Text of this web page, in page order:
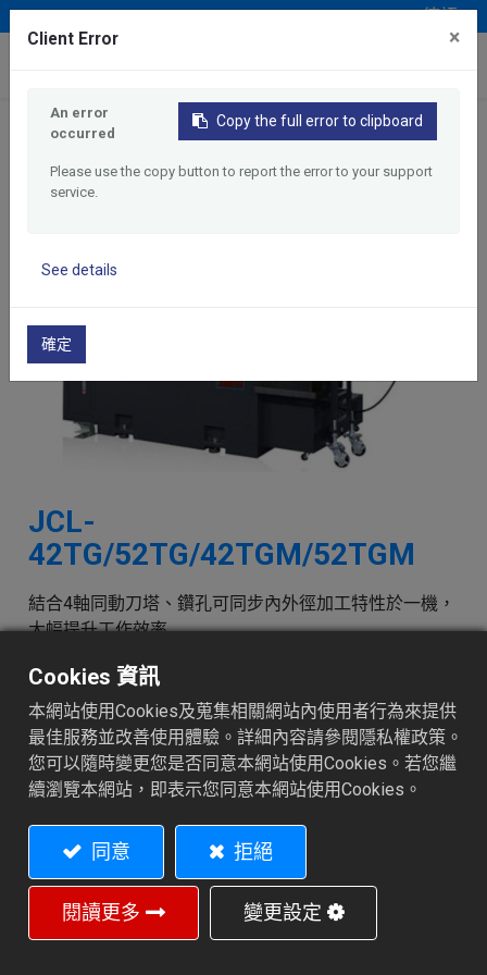
德語
首頁 產品介紹
走刀式車床
JCL-42TG/52TG/42TGM/52TGM
JCL-
42TG/52TG/42TGM/52TGM
結合4軸同動刀塔、鑽孔可同步內外徑加工特性於一機，
大幅提升工作效率
效率。
8位刀塔。
主軸可裝6"三爪夾頭或彈性筒夾。
20° 斜床式床身構造，切屑排除方便。操作者更易於靠近
工件。
加入詢價車
Cookies 資訊
本網站使用Cookies及蒐集相關網站內使用者行為來提供
最佳服務並改善使用體驗。詳細內容請參閱隱私權政策。
您可以隨時變更您是否同意本網站使用Cookies。若您繼
續瀏覽本網站，即表示您同意本網站使用Cookies。
同意 拒絕
閱讀更多 變更設定
Client Error ×
Copy the full error to clipboard
An error
occurred
Please use the copy button to report the error to your support
service.
See details
確定